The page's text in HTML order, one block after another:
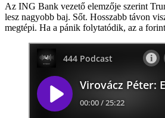
Az ING Bank vezető elemzője szerint
lesz nagyobb baj. Sőt. Hosszabb távon
megtépi. Ha a pánik folytatódik, az a